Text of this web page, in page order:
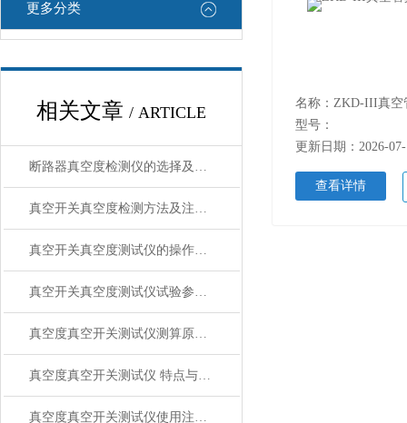
更多分类
相关文章 / ARTICLE
断路器真空度检测仪的选择及使用方法
真空开关真空度检测方法及注意事项
真空开关真空度测试仪的操作注意事项
真空开关真空度测试仪试验参数设置说明
真空度真空开关测试仪测算原理 工作原理
真空度真空开关测试仪 特点与技术
真空度真空开关测试仪使用注意事项
名称：ZKD-III真空
型号：
更新日期：2026-
查看详情